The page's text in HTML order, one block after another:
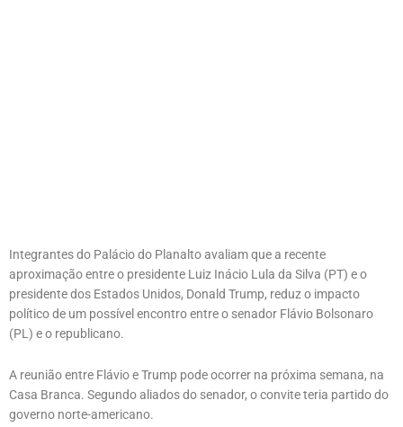
Integrantes do Palácio do Planalto avaliam que a recente
aproximação entre o presidente Luiz Inácio Lula da Silva (PT) e o
presidente dos Estados Unidos, Donald Trump, reduz o impacto
político de um possível encontro entre o senador Flávio Bolsonaro
(PL) e o republicano.
A reunião entre Flávio e Trump pode ocorrer na próxima semana, na
Casa Branca. Segundo aliados do senador, o convite teria partido do
governo norte-americano.